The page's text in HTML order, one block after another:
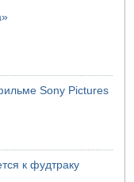
Sony Pictures
к фудтраку